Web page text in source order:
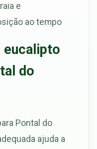
e
ao tempo
eucalipto
do
Pontal do
ajuda a